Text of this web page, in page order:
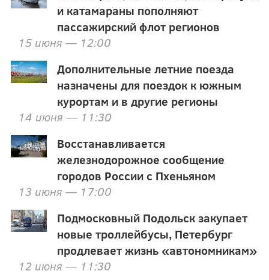
и катамараны пополняют
пассажирский флот регионов
15 июня — 12:00
Дополнительные летние поезда
назначены для поездок к южным
курортам и в другие регионы
14 июня — 11:30
Восстанавливается
железнодорожное сообщение
городов России с Пхеньяном
13 июня — 17:00
Подмосковный Подольск закупает
новые троллейбусы, Петербург
продлевает жизнь «автономникам»
12 июня — 11:30